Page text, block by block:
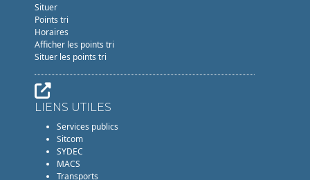
Situer
Points tri
Horaires
Afficher les points tri
Situer les points tri
LIENS UTILES
Services publics
Sitcom
SYDEC
MACS
Transports